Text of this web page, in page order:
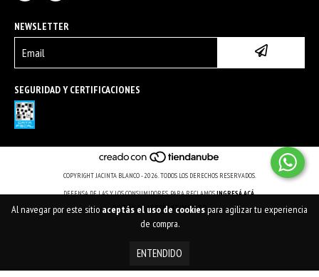
Al navegar por este sitio aceptás el uso de cookiespara agilizar tu experiencia
de compra.
ENTENDIDO
NEWSLETTER
SEGURIDAD Y CERTIFICACIONES
COPYRIGHT JACINTA BLANCO - 2026. TODOS LOS DERECHOS RESERVADOS.
DEFENSA DE LAS Y LOS CONSUMIDORES. PARA RECLAMOSINGRESÁ ACÁ.
BOTÓN DE ARREPENTIMIENTO